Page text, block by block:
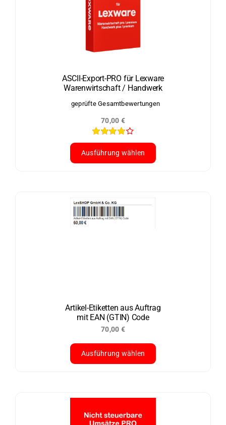
können
der
Produktseite
gewählt
ASCII-Export-PRO für Lexware
Warenwirtschaft / Handwerk
Bewertet
mit4.00
von 5
geprüfte Gesamtbewertungen
70,00 €
Ausführung wählen
Varianten
der
Produktseite
werden
Artikel-Etiketten aus Auftrag
mit EAN (GTIN) Code
70,00 €
Ausführung wählen
weist
mehrere